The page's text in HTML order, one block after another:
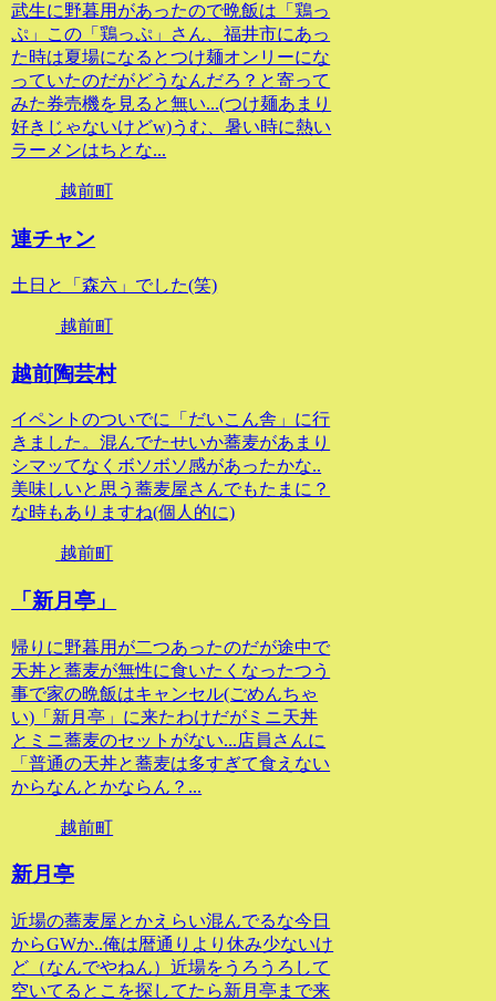
武生に野暮用があったので晩飯は「鶏っ
ぷ」この「鶏っぷ」さん、福井市にあっ
た時は夏場になるとつけ麺オンリーにな
っていたのだがどうなんだろ？と寄って
みた券売機を見ると無い...(つけ麺あまり
好きじゃないけどw)うむ、暑い時に熱い
ラーメンはちとな...
越前町
連チャン
土日と「森六」でした(笑)
越前町
越前陶芸村
イペントのついでに「だいこん舎」に行
きました。混んでたせいか蕎麦があまり
シマッてなくボソボソ感があったかな..
美味しいと思う蕎麦屋さんでもたまに？
な時もありますね(個人的に)
越前町
「新月亭」
帰りに野暮用が二つあったのだが途中で
天丼と蕎麦が無性に食いたくなったつう
事で家の晩飯はキャンセル(ごめんちゃ
い)「新月亭」に来たわけだがミニ天丼
とミニ蕎麦のセットがない...店員さんに
「普通の天丼と蕎麦は多すぎて食えない
からなんとかならん？...
越前町
新月亭
近場の蕎麦屋とかえらい混んでるな今日
からGWか..俺は暦通りより休み少ないけ
ど（なんでやねん）近場をうろうろして
空いてるとこを探してたら新月亭まで来